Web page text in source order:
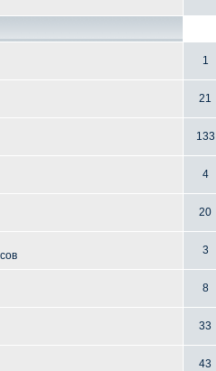
1
21
133
4
20
3
8
33
43